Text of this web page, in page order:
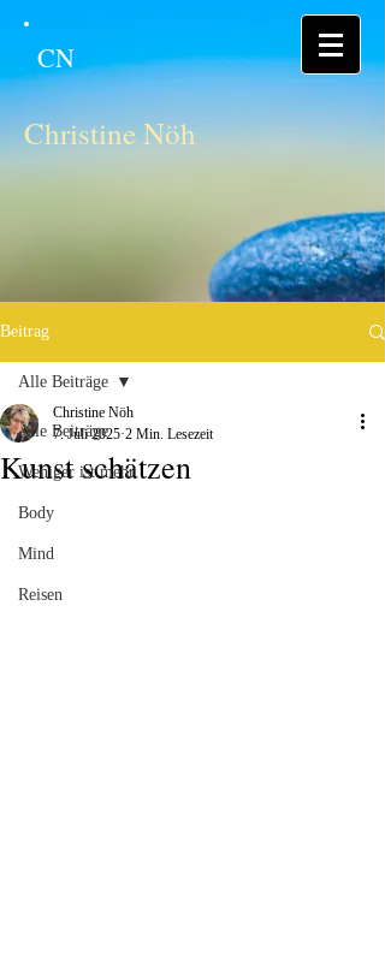
CN
Christine Nöh
Beitrag
Alle Beiträge
Weniger ist mehr
Body
Mind
Reisen
Alle Beiträge
Kunst schätzen
Christine Nöh
7. Juli 2025 2 Min. Lesezeit